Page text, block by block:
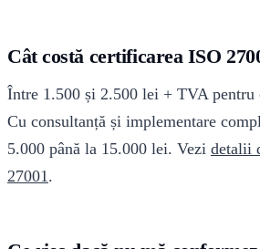
Cât costă certificarea ISO
Între 1.500 și 2.500 lei + TVA pentru
Cu consultanță și implementare
5.000 până la 15.000 lei. Vezi detalii
27001.